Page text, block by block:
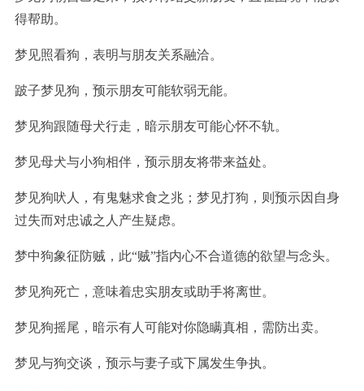
得帮助。
梦见照看狗，表明与朋友关系融洽。
跛子梦见狗，预示朋友可能软弱无能。
梦见狗跟随母犬行走，暗示朋友可能心怀不轨。
梦见母犬与小狗相伴，预示朋友将带来益处。
梦见狗吠人，有鬼魅求食之兆；梦见打狗，则预示因自身
过失而对忠诚之人产生疑虑。
梦中狗象征防贼，此“贼”指内心不合道德的欲望与念头。
梦见狗死亡，意味着忠实朋友或助手将离世。
梦见狗摇尾，暗示有人可能对你隐瞒真相，需防出卖。
梦见与狗交谈，预示与妻子或下属发生争执。